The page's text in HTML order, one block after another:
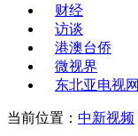
财经
访谈
港澳台侨
微视界
东北亚电视网
当前位置： 中新视频